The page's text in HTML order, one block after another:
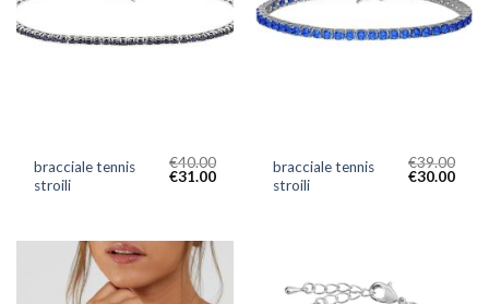
bracciale tennis
stroili
€40.00
€31.00
bracciale tennis
stroili
€39.00
€30.00